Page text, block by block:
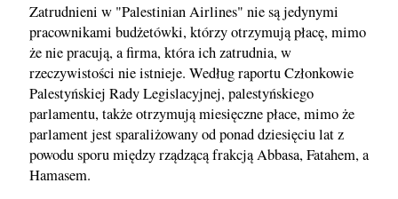
Zatrudnieni w "Palestinian Airlines" nie są jedynymi
pracownikami budżetówki, którzy otrzymują płacę, mimo
że nie pracują, a firma, która ich zatrudnia, w
rzeczywistości nie istnieje. Według raportu Członkowie
Palestyńskiej Rady Legislacyjnej, palestyńskiego
parlamentu, także otrzymują miesięczne płace, mimo że
parlament jest sparaliżowany od ponad dziesięciu lat z
powodu sporu między rządzącą frakcją Abbasa, Fatahem, a
Hamasem.